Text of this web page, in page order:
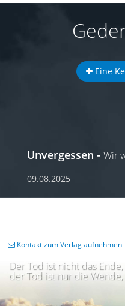
Eine
Unvergessen Wir
09.08.2025
Der Tod ist nicht das
der Tod ist nur die
Kontakt zum Verlag aufnehmen